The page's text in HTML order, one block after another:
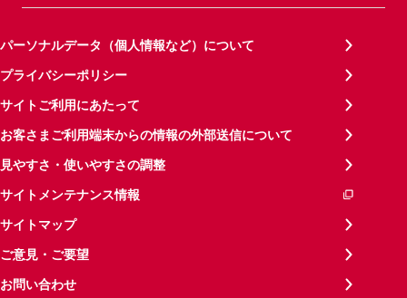
パーソナルデータ（個人情報など）について
プライバシーポリシー
サイトご利用にあたって
お客さまご利用端末からの情報の外部送信について
見やすさ・使いやすさの調整
サイトメンテナンス情報
サイトマップ
ご意見・ご要望
お問い合わせ